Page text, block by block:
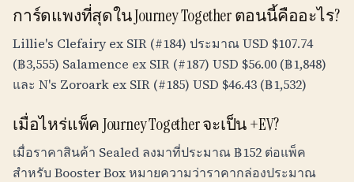
การ์ดแพงที่สุดใน Journey Together ตอนนี้คืออะไร?
Lillie's Clefairy ex SIR (#184) ประมาณ USD $107.74
(฿3,555) Salamence ex SIR (#187) USD $56.00 (฿1,848)
และ N's Zoroark ex SIR (#185) USD $46.43 (฿1,532)
เมื่อไหร่แพ็ค Journey Together จะเป็น +EV?
เมื่อราคาสินค้า Sealed ลงมาที่ประมาณ฿152 ต่อแพ็ค
สำหรับ Booster Box หมายความว่าราคากล่องประมาณ